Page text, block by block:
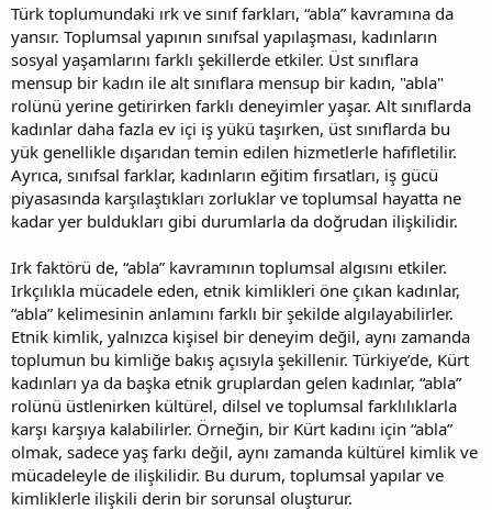
Türk toplumundaki ırk ve sınıf farkları, “abla” kavramına da
yansır. Toplumsal yapının sınıfsal yapılaşması, kadınların
sosyal yaşamlarını farklı şekillerde etkiler. Üst sınıflara
mensup bir kadın ile alt sınıflara mensup bir kadın, "abla"
rolünü yerine getirirken farklı deneyimler yaşar. Alt sınıflarda
kadınlar daha fazla ev içi iş yükü taşırken, üst sınıflarda bu
yük genellikle dışarıdan temin edilen hizmetlerle hafifletilir.
Ayrıca, sınıfsal farklar, kadınların eğitim fırsatları, iş gücü
piyasasında karşılaştıkları zorluklar ve toplumsal hayatta ne
kadar yer buldukları gibi durumlarla da doğrudan ilişkilidir.
Irk faktörü de, “abla” kavramının toplumsal algısını etkiler.
Irkçılıkla mücadele eden, etnik kimlikleri öne çıkan kadınlar,
“abla” kelimesinin anlamını farklı bir şekilde algılayabilirler.
Etnik kimlik, yalnızca kişisel bir deneyim değil, aynı zamanda
toplumun bu kimliğe bakış açısıyla şekillenir. Türkiye’de, Kürt
kadınları ya da başka etnik gruplardan gelen kadınlar, “abla”
rolünü üstlenirken kültürel, dilsel ve toplumsal farklılıklarla
karşı karşıya kalabilirler. Örneğin, bir Kürt kadını için “abla”
olmak, sadece yaş farkı değil, aynı zamanda kültürel kimlik ve
mücadeleyle de ilişkilidir. Bu durum, toplumsal yapılar ve
kimliklerle ilişkili derin bir sorunsal oluşturur.